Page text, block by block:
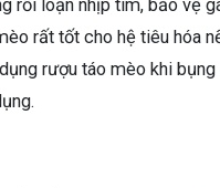
rối loạn nhịp tim, bảo vệ
rất tốt cho hệ tiêu hóa
rượu táo mèo khi